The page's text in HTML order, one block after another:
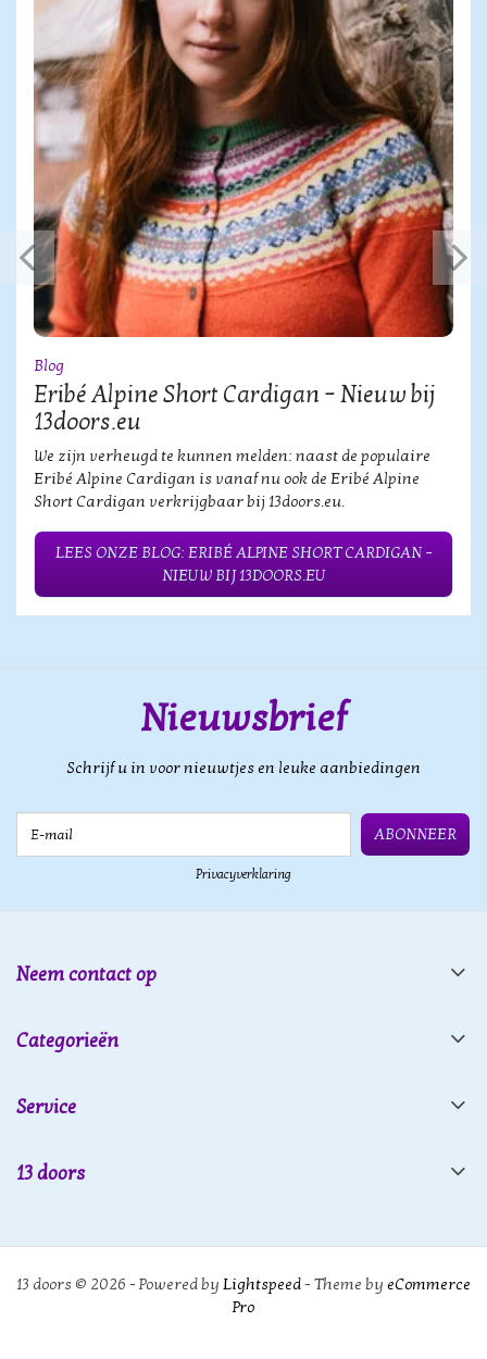
Blog
Eribé Alpine Short Cardigan – Nieuw bij
13doors.eu
We zijn verheugd te kunnen melden: naast de populaire
Eribé Alpine Cardigan is vanaf nu ook de Eribé Alpine
Short Cardigan verkrijgbaar bij 13doors.eu.
LEES ONZE BLOG: ERIBÉ ALPINE SHORT CARDIGAN –
NIEUW BIJ 13DOORS.EU
Nieuwsbrief
Schrijf u in voor nieuwtjes en leuke aanbiedingen
ABONNEER
Privacyverklaring
Neem contact op
Categorieën
Service
13 doors
13 doors © 2026 - Powered by Lightspeed- Theme by eCommerce
Pro